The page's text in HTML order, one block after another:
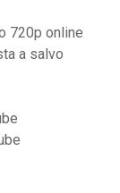
720p online
a salvo